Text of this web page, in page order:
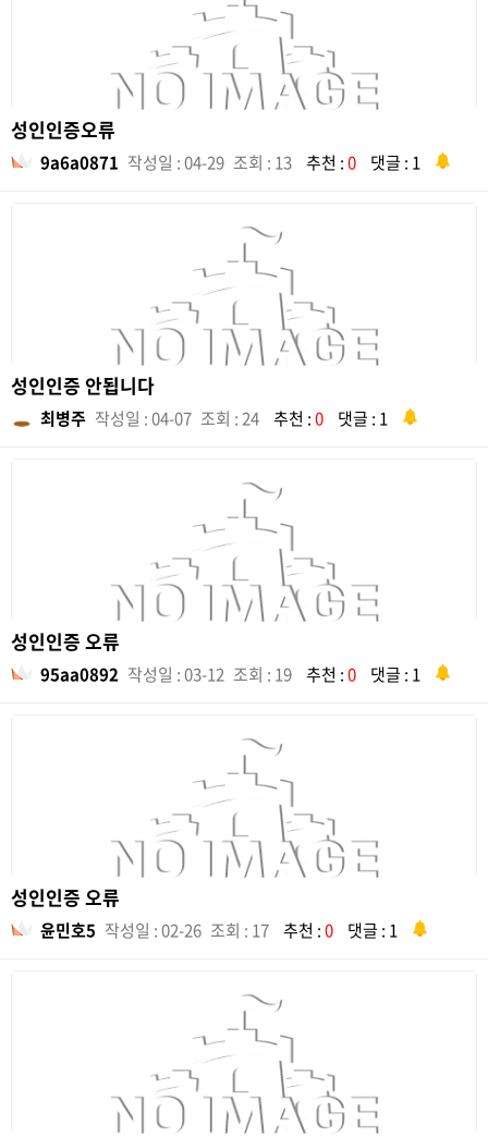
성인인증오류
9a6a0871 작성일 : 04-29 조회 : 13 추천 :0 댓글 : 1
성인인증 안됩니다
최병주 작성일 : 04-07 조회 : 24 추천 :0 댓글 : 1
성인인증 오류
95aa0892 작성일 : 03-12 조회 : 19 추천 :0 댓글 : 1
성인인증 오류
윤민호5 작성일 : 02-26 조회 : 17 추천 :0 댓글 : 1